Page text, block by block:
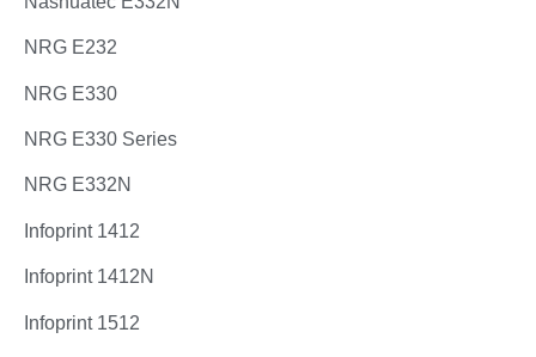
NRG E232
NRG E330
NRG E330 Series
NRG E332N
Infoprint 1412
Infoprint 1412N
Infoprint 1512